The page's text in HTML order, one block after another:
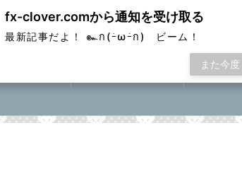
FXポコニカ
fx-clover.comから通知を受け取る
最新記事だよ！ ๛ก(ｰ̀ωｰ́ก) ビーム！
また今度